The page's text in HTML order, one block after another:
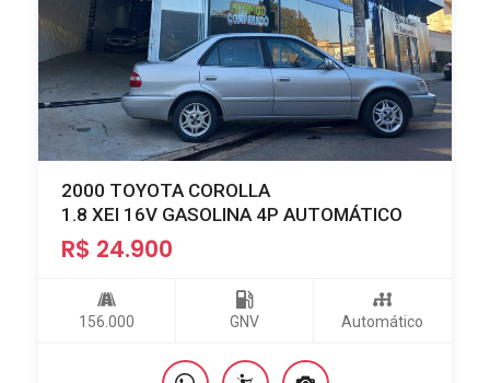
2000 TOYOTA COROLLA
1.8 XEI 16V GASOLINA 4P AUTOMÁTICO
R$ 24.900
156.000 GNV Automático